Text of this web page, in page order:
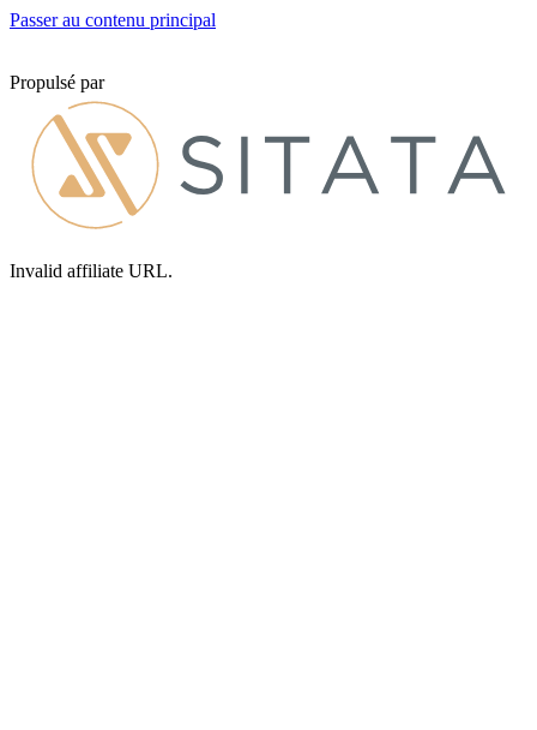
Passer au contenu principal
Propulsé par
Invalid affiliate URL.